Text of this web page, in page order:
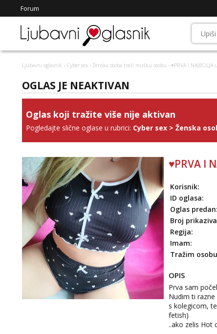
Forum
Ljubavni oglasnik › Cyber sex › Ženska osoba traži mušku osobu › ♥️PRVA I
OGLAS JE NEAKTIVAN
Oglas koji tražite više nije aktivan
Pogledajte slične oglase u rubrici: Cyber sex > Ženska
♥️PRVA I
Korisnik:
ID oglasa:
Oglas predan:
Broj
Regija:
Imam:
Tražim
OPIS
Prva sam
Nudim ti
s kolegicom,
fetish)
..ako zelis Hot